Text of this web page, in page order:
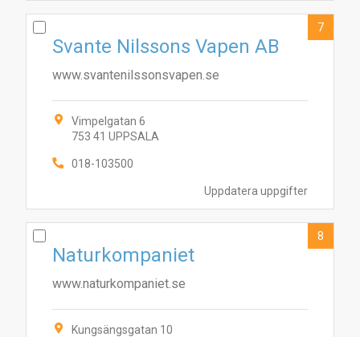
Uppdatera uppgifter
Svante Nilssons Vapen AB
www.svantenilssonsvapen.se
Vimpelgatan 6
753 41 UPPSALA
018-103500
7
Naturkompaniet
www.naturkompaniet.se
Kungsängsgatan 10
8